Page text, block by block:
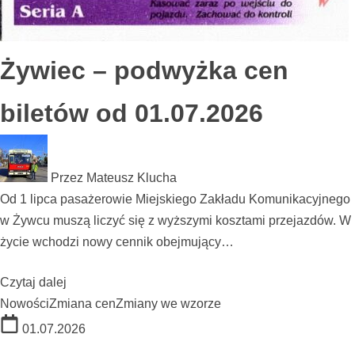
Żywiec – podwyżka cen
biletów od 01.07.2026
Przez Mateusz Klucha
Od 1 lipca pasażerowie Miejskiego Zakładu Komunikacyjnego
w Żywcu muszą liczyć się z wyższymi kosztami przejazdów. W
życie wchodzi nowy cennik obejmujący…
Czytaj dalej
NowościZmiana cenZmiany we wzorze
01.07.2026